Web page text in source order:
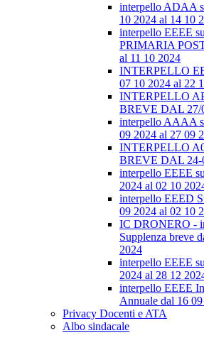
interpello ADAA
10 2024 al 14 10
interpello EEEE
PRIMARIA
al 11 10 2024
INTERPELLO
07 10 2024 al 22
INTERPELLO
BREVE DAL 27/
interpello AAAA
09 2024 al 27 09
INTERPELLO
BREVE DAL 24-
interpello EEEE
2024 al 02 10
interpello EEED
09 2024 al 02 10
IC DRONERO -
Supplenza breve
2024
interpello EEEE
2024 al 28 12
interpello EEEE
Annuale dal 16
Privacy Docenti e ATA
Albo sindacale